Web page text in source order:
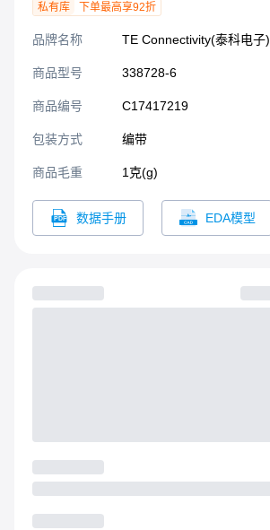
私有库
下单最高享92折
品牌名称 TE Connectivity(泰科电子)
商品型号 338728-6
商品编号 C17417219
包装方式 编带
商品毛重 1克(g)
数据手册 EDA模型